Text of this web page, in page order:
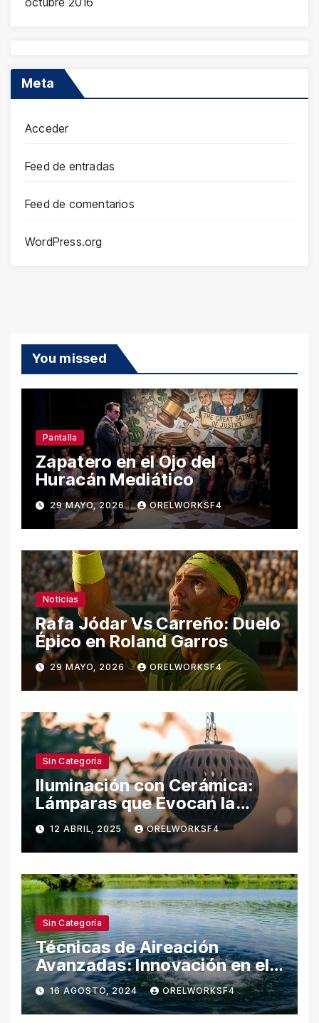
Meta
Acceder
Feed de entradas
Feed de comentarios
WordPress.org
You missed
Pantalla
Zapatero en el Ojo del
Huracán Mediático
29 MAYO, 2026 ORELWORKSF4
Noticias
Rafa Jódar Vs Carreño: Duelo
Épico en Roland Garros
29 MAYO, 2026 ORELWORKSF4
Sin Categoría
Iluminación con Cerámica:
Lámparas que Evocan la
Naturaleza
12 ABRIL, 2025 ORELWORKSF4
Sin Categoría
Técnicas de Aireación
Avanzadas: Innovación en el
Cuidado del Agua
16 AGOSTO, 2024 ORELWORKSF4